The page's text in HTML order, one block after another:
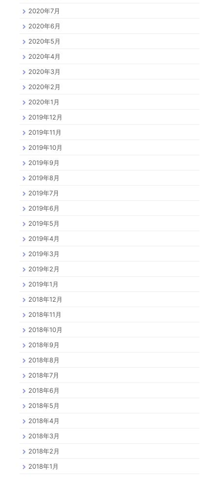
2020年7月
2020年6月
2020年5月
2020年4月
2020年3月
2020年2月
2020年1月
2019年12月
2019年11月
2019年10月
2019年9月
2019年8月
2019年7月
2019年6月
2019年5月
2019年4月
2019年3月
2019年2月
2019年1月
2018年12月
2018年11月
2018年10月
2018年9月
2018年8月
2018年7月
2018年6月
2018年5月
2018年4月
2018年3月
2018年2月
2018年1月